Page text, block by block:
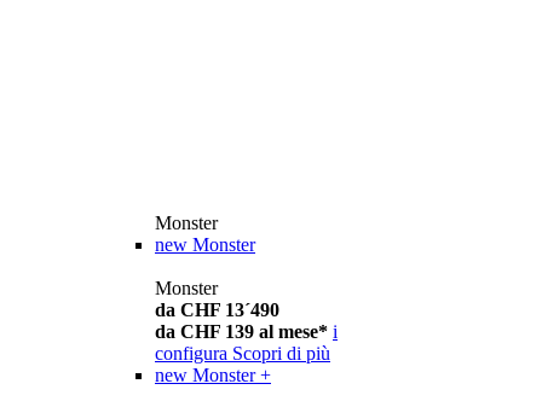
Monster
new Monster
Monster
da CHF 13´490
da CHF 139 al mese* i
configura Scopri di più
new Monster +